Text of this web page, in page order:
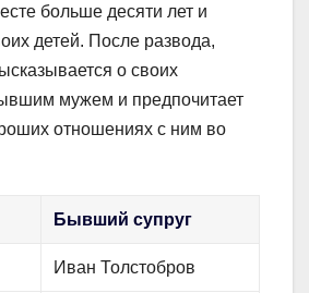
больше десяти лет и
детей. После развода,
о своих
мужем и предпочитает
отношениях с ним во
Бывший супруг
Иван Толстобров